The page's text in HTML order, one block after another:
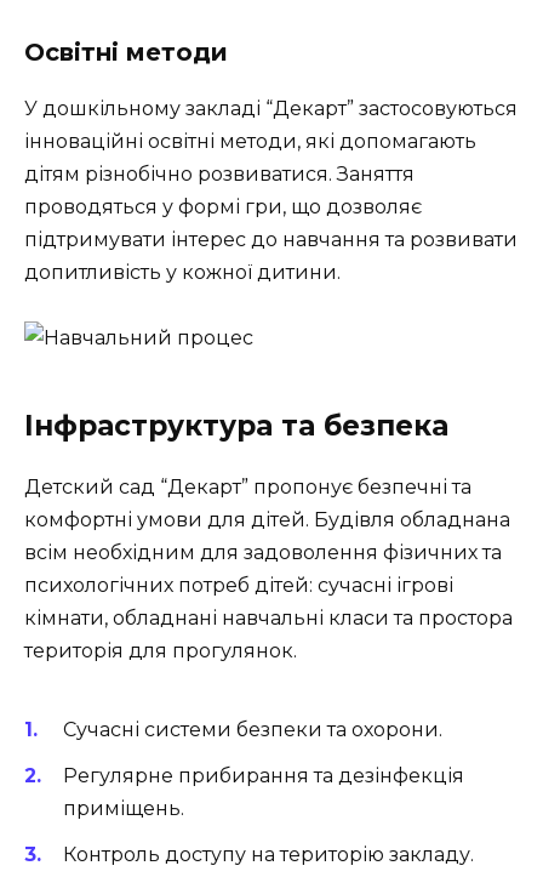
Освітні методи
У дошкільному закладі “Декарт” застосовуються
інноваційні освітні методи, які допомагають
дітям різнобічно розвиватися. Заняття
проводяться у формі гри, що дозволяє
підтримувати інтерес до навчання та розвивати
допитливість у кожної дитини.
Інфраструктура та безпека
Детский сад “Декарт” пропонує безпечні та
комфортні умови для дітей. Будівля обладнана
всім необхідним для задоволення фізичних та
психологічних потреб дітей: сучасні ігрові
кімнати, обладнані навчальні класи та простора
територія для прогулянок.
Сучасні системи безпеки та охорони.
Регулярне прибирання та дезінфекція
приміщень.
Контроль доступу на територію закладу.